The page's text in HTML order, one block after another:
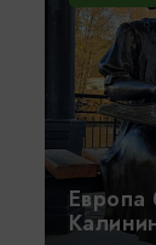
Европа